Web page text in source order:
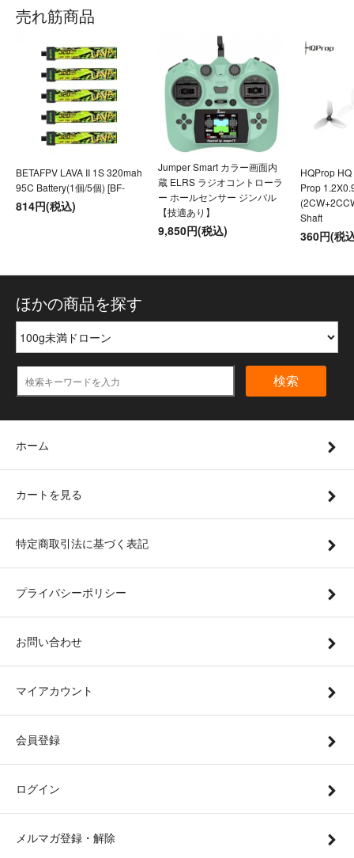
売れ筋商品
BETAFPV LAVA II 1S 320mah
95C Battery(1個/5個) [BF-
814円(税込)
Jumper Smart カラー画面内
蔵 ELRS ラジオコントローラ
ー ホールセンサー ジンバル
【技適あり】
9,850円(税込)
HQProp
Prop
Shaft
360円(税
ほかの商品を探す
検索
ホーム
カートを見る
特定商取引法に基づく表記
プライバシーポリシー
お問い合わせ
マイアカウント
会員登録
ログイン
メルマガ登録・解除